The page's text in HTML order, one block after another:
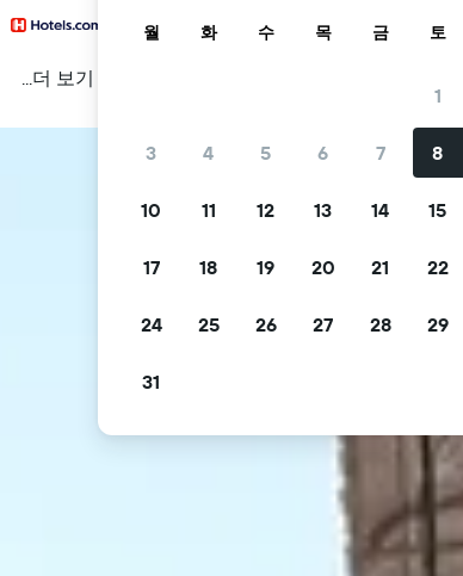
...더 보기
월 화 수 목 금 토
1
3 4 5 6 7 8
10 11 12 13 14 15
17 18 19 20 21 22
24 25 26 27 28 29
31